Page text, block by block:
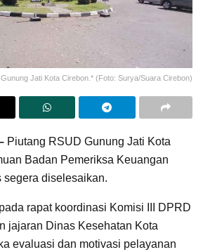
Jati Kota Cirebon.* (Foto: Surya/Suara Cirebon)
Piutang RSUD Gunung Jati Kota
Badan Pemeriksa Keuangan
segera diselesaikan.
rapat koordinasi Komisi III DPRD
jajaran Dinas Kesehatan Kota
evaluasi dan motivasi pelayanan